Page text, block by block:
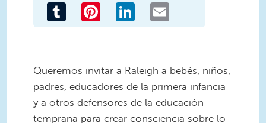
Tumblr Pinterest LinkedIn
Queremos invitar a Raleigh a bebés, niños,
padres, educadores de la primera infancia
y a otros defensores de la educación
temprana para crear consciencia sobre lo